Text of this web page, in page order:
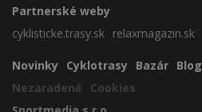
Partnerské weby
cyklisticke.trasy.sk relaxmagazin.sk
Novinky Cyklotrasy Bazár Blog
Nezaradené
Cookies